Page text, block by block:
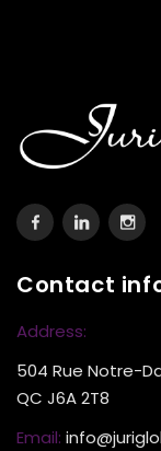
Contact
Address:
504 Rue Notre-
QC J6A 2T8
Email: